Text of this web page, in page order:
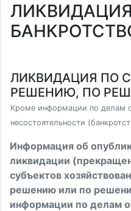
ЛИКВИДАЦИЯ ПО
РЕШЕНИЮ, ПО
Кроме информации по делам
несостоятельности
Информация об
ликвидации
субъектов
решению или по
информации по делам